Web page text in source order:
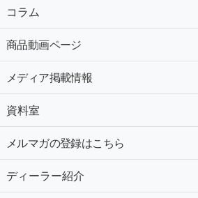
コラム
商品動画ページ
メディア掲載情報
資料室
メルマガの登録はこちら
ディーラー紹介